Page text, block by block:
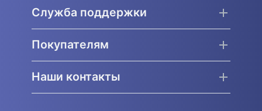
Служба поддержки
Покупателям
Наши контакты